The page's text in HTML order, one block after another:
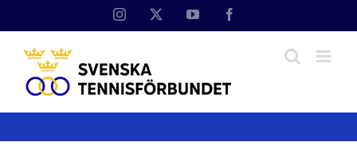
Instagram YouTube